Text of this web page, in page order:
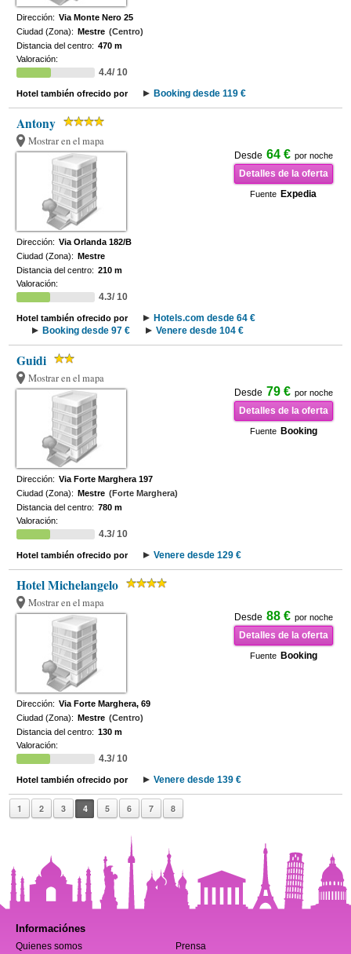
Dirección: Via Monte Nero 25
Ciudad (Zona): Mestre (Centro)
Distancia del centro: 470 m
Valoración:
4.4/ 10
Hotel también ofrecido por Booking desde 119 €
Antony
Mostrar en el mapa
Desde 64 € por noche
Detalles de la oferta
Fuente Expedia
Dirección: Via Orlanda 182/B
Ciudad (Zona): Mestre
Distancia del centro: 210 m
Valoración:
4.3/ 10
Hotel también ofrecido por
Hotels.com desde 64 €
Booking desde 97 €
Venere desde 104 €
Guidi
Mostrar en el mapa
Desde 79 € por noche
Detalles de la oferta
Fuente Booking
Dirección: Via Forte Marghera 197
Ciudad (Zona): Mestre (Forte Marghera)
Distancia del centro: 780 m
Valoración:
4.3/ 10
Hotel también ofrecido por Venere desde 129 €
Hotel Michelangelo
Mostrar en el mapa
Desde 88 € por noche
Detalles de la oferta
Fuente Booking
Dirección: Via Forte Marghera, 69
Ciudad (Zona): Mestre (Centro)
Distancia del centro: 130 m
Valoración:
4.3/ 10
Hotel también ofrecido por Venere desde 139 €
1 2 3 4 5 6 7 8
Informaciónes
Quienes somos Prensa